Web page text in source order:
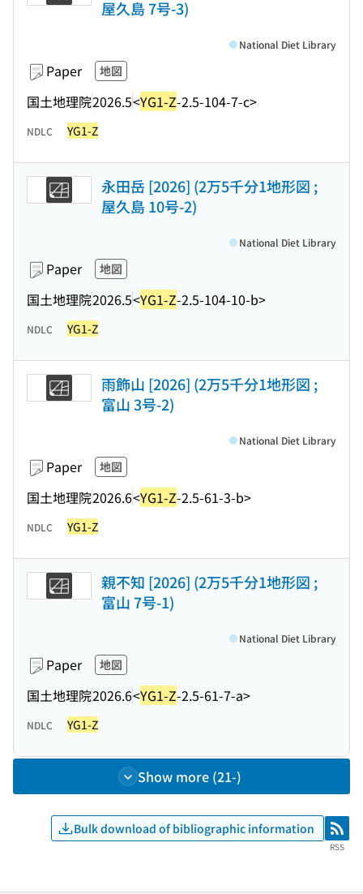
屋久島 7号-3)
Paper 地図
国土地理院2026.5<YG1-Z-2.5-104-7-c>
National Diet Library
NDLC YG1-Z
永田岳 [2026] (2万5千分1地形図 ;
屋久島 10号-2)
Paper 地図
国土地理院2026.5<YG1-Z-2.5-104-10-b>
National Diet Library
NDLC YG1-Z
雨飾山 [2026] (2万5千分1地形図 ;
富山 3号-2)
Paper 地図
国土地理院2026.6<YG1-Z-2.5-61-3-b>
National Diet Library
NDLC YG1-Z
親不知 [2026] (2万5千分1地形図 ;
富山 7号-1)
Paper 地図
国土地理院2026.6<YG1-Z-2.5-61-7-a>
National Diet Library
NDLC YG1-Z
Show more (21-)
Bulk download of bibliographic information RSS
RSS